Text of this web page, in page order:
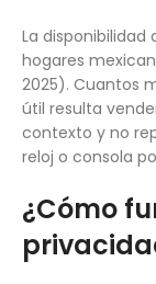
La disponibilidad
hogares
2025). Cuantos
útil resulta
contexto y no
reloj o consola
¿Cómo